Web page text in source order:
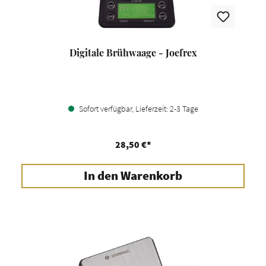
Digitale Brühwaage - Joefrex
Sofort verfügbar, Lieferzeit: 2-3 Tage
28,50 €*
In den Warenkorb